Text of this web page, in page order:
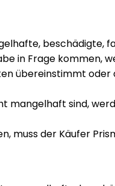
in Frage kommen,
übereinstimmt
mangelhaft sind,
muss der Käufer